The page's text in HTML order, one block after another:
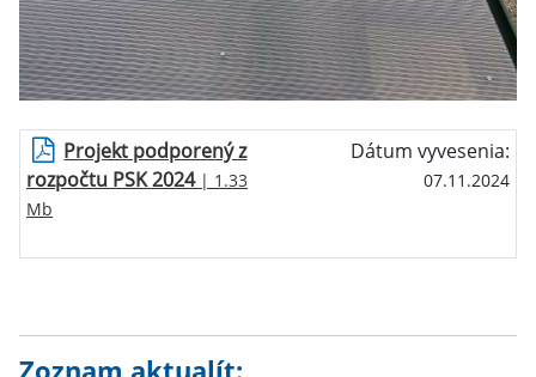
Projekt podporený z
rozpočtu PSK 2024| 1.33
Mb
Dátum vyvesenia:
07.11.2024